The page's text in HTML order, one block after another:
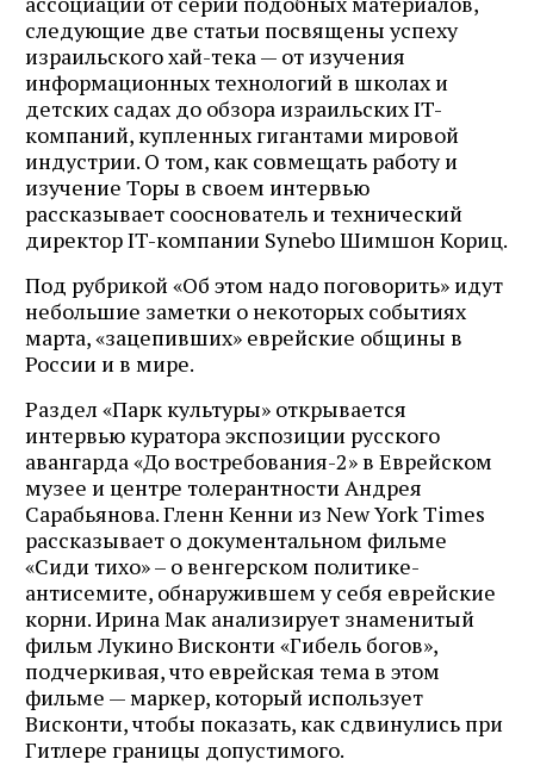
следующие две статьи посвящены успеху
израильского хай-тека — от изучения
информационных технологий в школах и
детских садах до обзора израильских IT-
компаний, купленных гигантами мировой
индустрии. О том, как совмещать работу и
изучение Торы в своем интервью
рассказывает сооснователь и технический
директор IT-компании Synebo Шимшон Кориц.
Под рубрикой «Об этом надо поговорить» идут
небольшие заметки о некоторых событиях
марта, «зацепивших» еврейские общины в
России и в мире.
Раздел «Парк культуры» открывается
интервью куратора экспозиции русского
авангарда «До востребования-2» в Еврейском
музее и центре толерантности Андрея
Сарабьянова. Гленн Кенни из New York Times
рассказывает о документальном фильме
«Сиди тихо» – о венгерском политике-
антисемите, обнаружившем у себя еврейские
корни. Ирина Мак анализирует знаменитый
фильм Лукино Висконти «Гибель богов»,
подчеркивая, что еврейская тема в этом
фильме — маркер, который использует
Висконти, чтобы показать, как сдвинулись при
Гитлере границы допустимого.